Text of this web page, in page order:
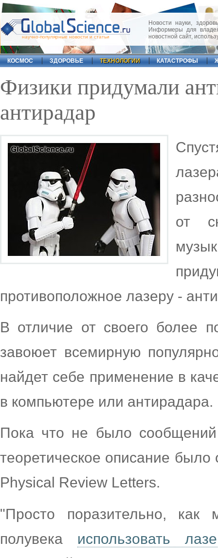
научно-популярные новости и статьи
Новости науки,
Информеры для
новостной сайт,
КОСМОС ЗДОРОВЬЕ ТЕХНОЛОГИИ КАТАСТРОФЫ
Физики придумали
антирадар
от
противоположное лазеру -
В отличие от своего более
завоюет всемирную
найдет себе применение в
в компьютере или антирадара.
Пока что не было
теоретическое описание
Physical Review Letters.
"Просто поразительно,
полувека использовать